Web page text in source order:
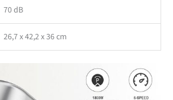
70 dB
26,7 x 42,2 x 36 cm